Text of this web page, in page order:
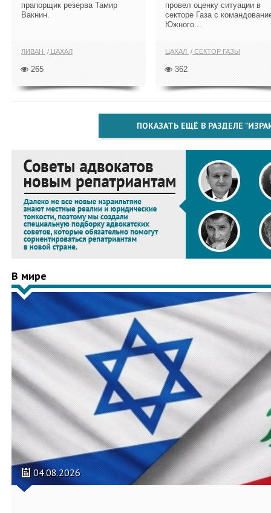
прапорщик резерва Тамир
Вакнин.
ЛИВАН ЦАХАЛ
265
провел оценку ситуации в
секторе Газа с
Южного...
ЦАХАЛ СЕКТОР ГАЗЫ
362
ПОКАЗАТЬ ЕЩЁ В РАЗДЕЛЕ
В мире
04.08.2026